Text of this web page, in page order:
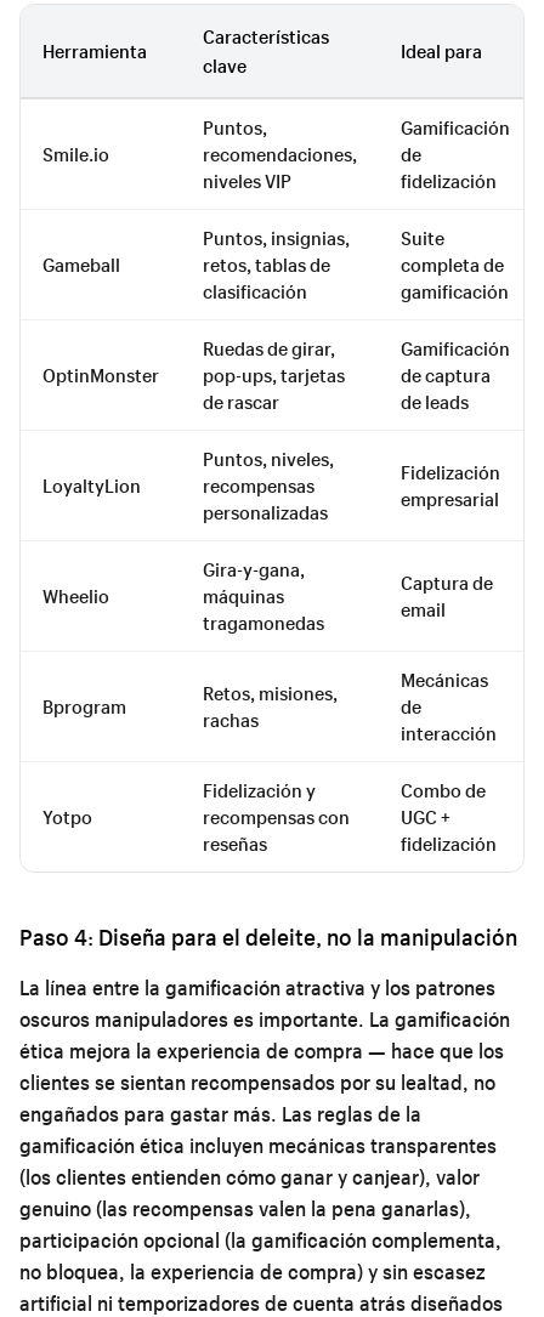
Herramienta
Características
clave
Ideal para
Smile.io
Puntos,
recomendaciones,
niveles VIP
Gamificación
de
fidelización
Gameball
Puntos, insignias,
retos, tablas de
clasificación
Suite
completa de
gamificación
OptinMonster
Ruedas de girar,
pop-ups, tarjetas
de rascar
Gamificación
de captura
de leads
LoyaltyLion
Puntos, niveles,
recompensas
personalizadas
Fidelización
empresarial
Wheelio
Gira-y-gana,
máquinas
tragamonedas
Captura de
email
Bprogram
Retos, misiones,
rachas
Mecánicas
de
interacción
Yotpo
Fidelización y
recompensas con
reseñas
Combo de
UGC +
fidelización
Paso 4: Diseña para el deleite, no la manipulación
La línea entre la gamificación atractiva y los patrones
oscuros manipuladores es importante. La gamificación
ética mejora la experiencia de compra — hace que los
clientes se sientan recompensados por su lealtad, no
engañados para gastar más. Las reglas de la
gamificación ética incluyen mecánicas transparentes
(los clientes entienden cómo ganar y canjear), valor
genuino (las recompensas valen la pena ganarlas),
participación opcional (la gamificación complementa,
no bloquea, la experiencia de compra) y sin escasez
artificial ni temporizadores de cuenta atrás diseñados